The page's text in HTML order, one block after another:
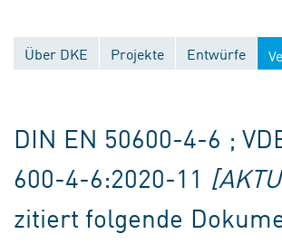
Über DKE Projekte Entwürfe
DIN EN 50600-4-6 ;
600-4-6:2020-11
zitiert folgende